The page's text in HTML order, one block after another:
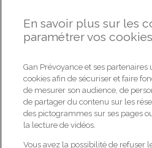
et vous souhaitez en
Nos conseillers sont à votre
ÊTES-VOUS DÉJÀ CLIENT ?
Oui
En savoir plus sur les
paramétrer vos cookies
Gan Prévoyance et ses
cookies afin de sécuriser et faire
de mesurer son audience, de
de partager du contenu sur les
des pictogrammes sur ses pages
la lecture de vidéos.
Vous avez la possibilité de refuser